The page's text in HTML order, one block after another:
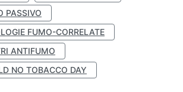
PASSIVO
FUMO-CORRELATE
ANTIFUMO
NO TOBACCO DAY